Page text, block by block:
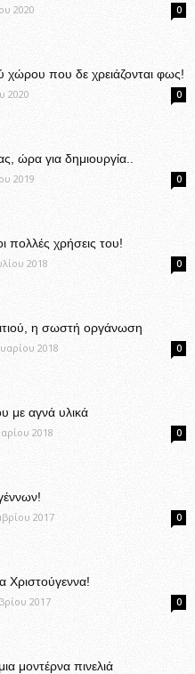
2020 0
χώρου που δε χρειάζονται φως!
2020 0
ώρα για δημιουργία..
2019 0
πολλές χρήσεις του!
2018 0
η σωστή οργάνωση
2018 0
με αγνά υλικά
2018 0
2017 0
Χριστούγεννα!
2017 0
μοντέρνα πινελιά